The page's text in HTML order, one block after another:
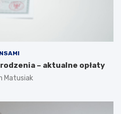
– aktualne opłaty
Matusiak